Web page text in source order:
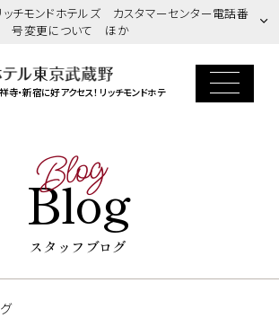
ッチモンドホテルズ カスタマーセンター電話番
号変更について ほか
寺・新宿に好アクセス！ リッチモンドホテ
Blog
Blog
スタッフブログ